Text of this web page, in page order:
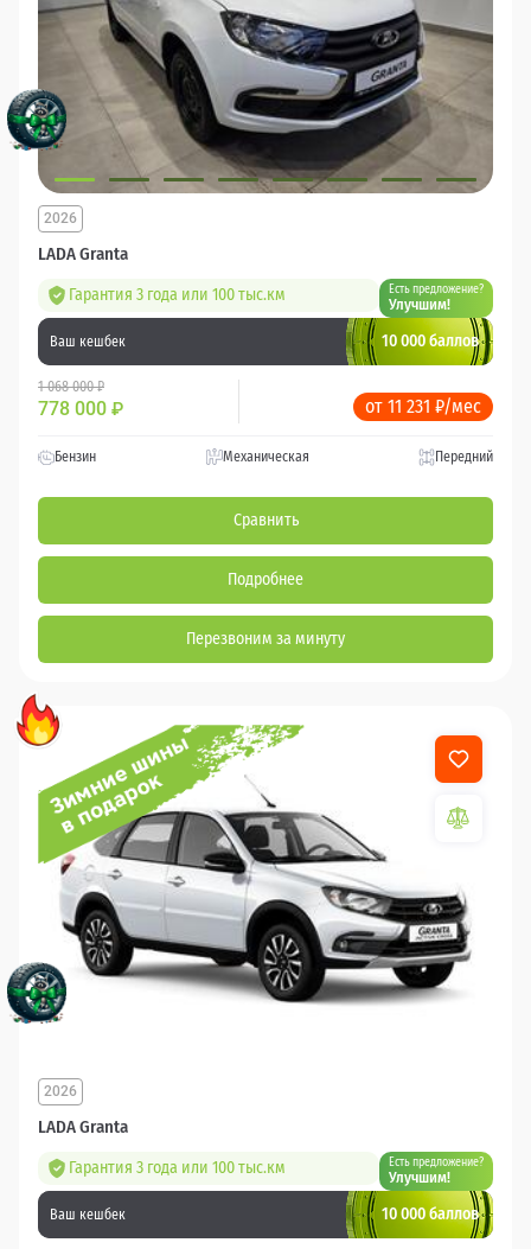
LADA Granta
2026
Гарантия 3 года или 100 тыс.км Есть предложение?
Улучшим!
Ваш кешбек 10 000 баллов
1 068 000 ₽
778 000 ₽ от 11 231 ₽/мес
Бензин Механическая Передний
Сравнить
Подробнее
Перезвоним за минуту
LADA Granta
2026
Гарантия 3 года или 100 тыс.км Есть предложение?
Улучшим!
Ваш кешбек 10 000 баллов